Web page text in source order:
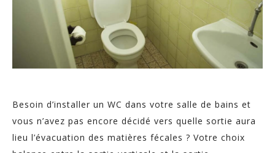
Besoin d’installer un WC dans votre salle de bains et
vous n’avez pas encore décidé vers quelle sortie aura
lieu l’évacuation des matières fécales ? Votre choix